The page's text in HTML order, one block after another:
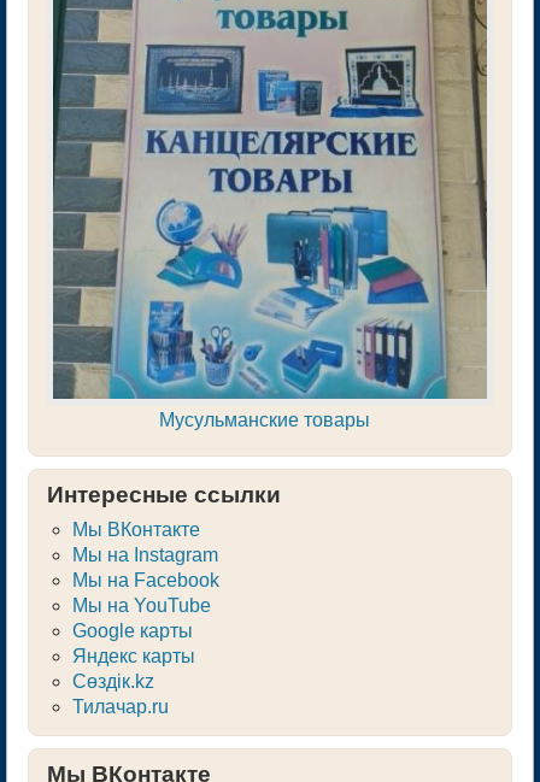
Мусульманские товары
Интересные ссылки
Мы ВКонтакте
Мы на Instagram
Мы на Facebook
Мы на YouTube
Google карты
Яндекс карты
Сөздік.kz
Тилачар.ru
Мы ВКонтакте